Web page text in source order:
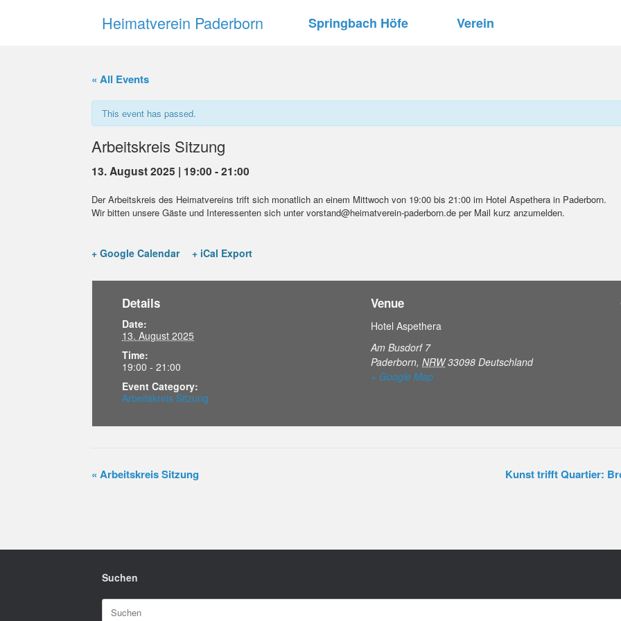
Heimatverein Paderborn Springbach Höfe Verein
« All Events
This event has passed.
Arbeitskreis Sitzung
13. August 2025 | 19:00 -21:00
Der Arbeitskreis des Heimatvereins trift sich monatlich an einem Mittwoch von 19:00 bis 21:00 im Hotel Aspethera in Paderborn.
Wir bitten unsere Gäste und Interessenten sich unter vorstand@heimatverein-paderborn.de per Mail kurz anzumelden.
+ Google Calendar + iCal Export
Details
Date:
13. August 2025
Time:
19:00 - 21:00
Event Category:
Arbeitskreis Sitzung
Venue
Hotel Aspethera
Am Busdorf 7
Paderborn, NRW 33098 Deutschland
+ Google Map
« Arbeitskreis Sitzung Kunst trifft Quartier:
Suchen
Suchen
nach: